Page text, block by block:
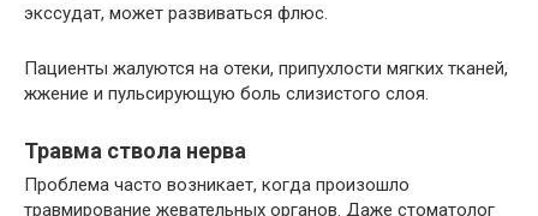
экссудат, может развиваться флюс.
Пациенты жалуются на отеки, припухлости мягких тканей,
жжение и пульсирующую боль слизистого слоя.
Травма ствола нерва
Проблема часто возникает, когда произошло
травмирование жевательных органов. Даже стоматолог